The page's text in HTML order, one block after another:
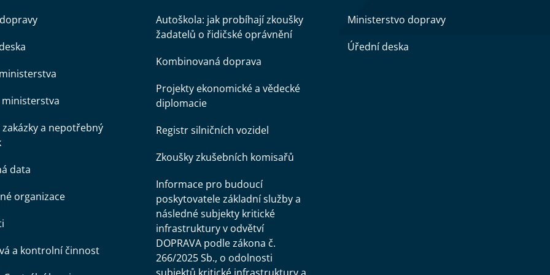
a nepotřebný
data
organizace
a kontrolní činnost
Autoškola: jak probíhají zkoušky
žadatelů o řidičské oprávnění
Kombinovaná doprava
Projekty ekonomické a vědecké
diplomacie
Registr silničních vozidel
Zkoušky zkušebních komisařů
Informace pro budoucí
poskytovatele základní služby a
následné subjekty kritické
infrastruktury v odvětví
DOPRAVA podle zákona č.
266/2025 Sb., o odolnosti
Ministerstvo dopravy
Úřední deska